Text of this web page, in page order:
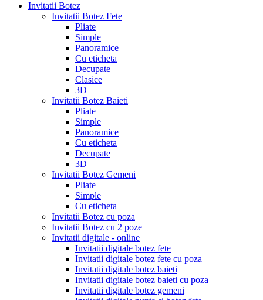
Invitatii Botez
Invitatii Botez Fete
Pliate
Simple
Panoramice
Cu eticheta
Decupate
Clasice
3D
Invitatii Botez Baieti
Pliate
Simple
Panoramice
Cu eticheta
Decupate
3D
Invitatii Botez Gemeni
Pliate
Simple
Cu eticheta
Invitatii Botez cu poza
Invitatii Botez cu 2 poze
Invitatii digitale - online
Invitatii digitale botez fete
Invitatii digitale botez fete cu poza
Invitatii digitale botez baieti
Invitatii digitale botez baieti cu poza
Invitatii digitale botez gemeni